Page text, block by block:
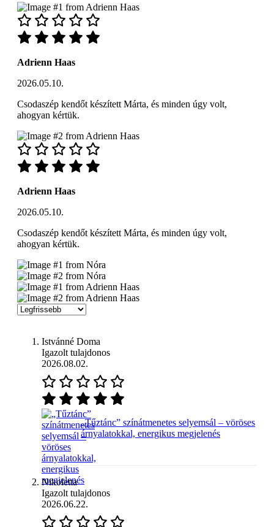
Adrienn Haas
2026.05.10.
Csodaszép kendőt készített Márta, és minden úgy volt,
ahogyan kértük.
Adrienn Haas
2026.05.10.
Csodaszép kendőt készített Márta, és minden úgy volt,
ahogyan kértük.
Istvánné Doma
Igazolt tulajdonos
2026.08.02.
„Tűztánc” színátmenetes selyemsál – vöröses
árnyalatokkal, energikus megjelenés
Nikoletta
Igazolt tulajdonos
2026.06.22.